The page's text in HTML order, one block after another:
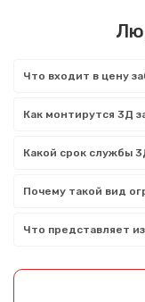
Что входит в цену
Как монтирутся 3Д
Какой срок службы
Почему такой вид
Что представляет